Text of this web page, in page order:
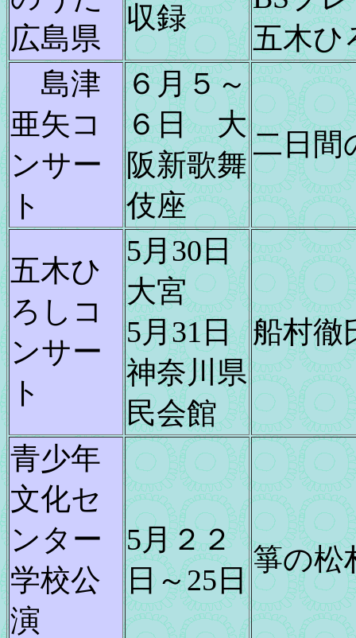
広島県
収録
五木ひ
島津
亜矢コ
ンサー
ト
６月５～
６日 大
阪新歌舞
伎座
二日間
五木ひ
ろしコ
ンサー
ト
5月30日
大宮
5月31日
神奈川県
民会館
船村徹
青少年
文化セ
ンター
学校公
演
5月２２
日～25日
箏の松